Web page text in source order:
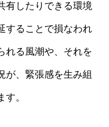
有したりできる環境
することで損なわれ
れる風潮や、それを
が、緊張感を生み組
。